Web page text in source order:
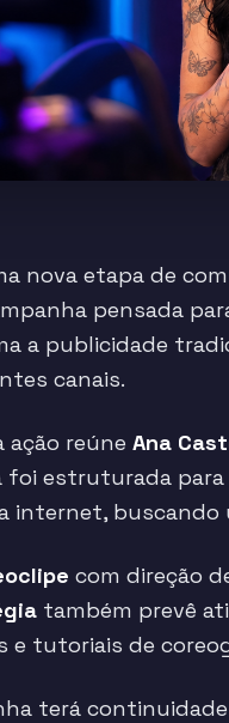
nova etapa de
pensada
a publicidade
canais.
ação reúne Ana
foi estruturada
internet, buscando
com direção
também prevê
e tutoriais de
terá